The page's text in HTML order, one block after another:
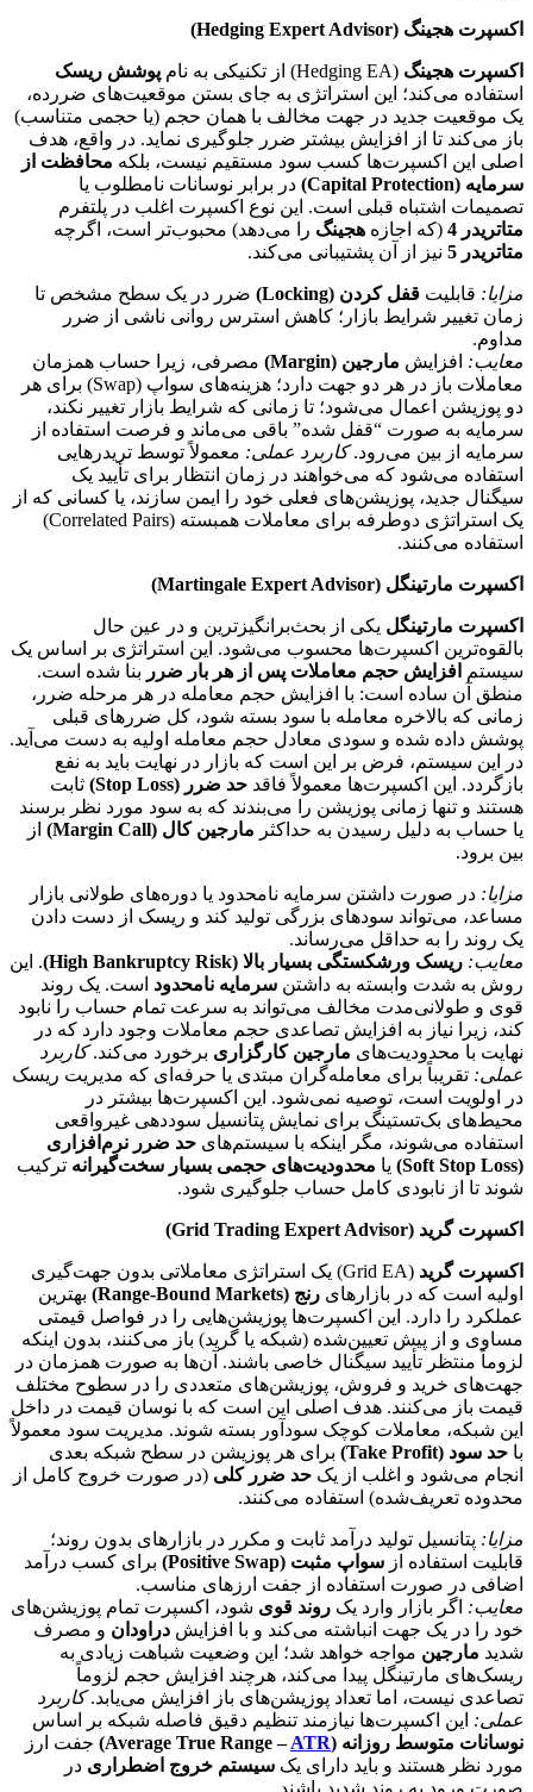
اکسپرت هجینگ (Hedging Expert Advisor)
اکسپرت هجینگ (Hedging EA) از تکنیکی به نام
پوشش ریسک
استفاده می‌کند؛ این استراتژی به جای بستن موقعیت‌های ضررده،
یک موقعیت جدید در جهت مخالف با همان حجم (یا حجمی متناسب)
باز می‌کند تا از افزایش بیشتر ضرر جلوگیری نماید. در واقع، هدف
اصلی این اکسپرت‌ها کسب سود مستقیم نیست، بلکه محافظت از
سرمایه (Capital Protection)
در برابر نوسانات نامطلوب یا
تصمیمات اشتباه قبلی است. این نوع اکسپرت اغلب در پلتفرم
متاتریدر 4
(که اجازه هجینگ را می‌دهد) محبوب‌تر است، اگرچه
متاتریدر 5
نیز از آن پشتیبانی می‌کند.
مزایا: قابلیت قفل کردن (Locking)
ضرر در یک سطح مشخص تا
زمان تغییر شرایط بازار؛ کاهش استرس روانی ناشی از ضرر
مداوم.
معایب: افزایش مارجین (Margin)
مصرفی، زیرا حساب همزمان
معاملات باز در هر دو جهت دارد؛ هزینه‌های سواپ (Swap) برای هر
دو پوزیشن اعمال می‌شود؛ تا زمانی که شرایط بازار تغییر نکند،
سرمایه به صورت “قفل شده” باقی می‌ماند و فرصت استفاده از
سرمایه از بین می‌رود.کاربرد عملی: معمولاً توسط تریدرهایی
استفاده می‌شود که می‌خواهند در زمان انتظار برای تأیید یک
سیگنال جدید، پوزیشن‌های فعلی خود را ایمن سازند، یا کسانی که از
یک استراتژی دوطرفه برای معاملات همبسته (Correlated Pairs)
استفاده می‌کنند.
اکسپرت مارتینگل (Martingale Expert Advisor)
اکسپرت مارتینگل یکی از بحث‌برانگیزترین و در عین حال
بالقوه‌ترین اکسپرت‌ها محسوب می‌شود. این استراتژی بر اساس یک
سیستم افزایش حجم معاملات پس از هر بار ضرر بنا شده است.
منطق آن ساده است: با افزایش حجم معامله در هر مرحله ضرر،
زمانی که بالاخره معامله با سود بسته شود، کل ضررهای قبلی
پوشش داده شده و سودی معادل حجم معامله اولیه به دست می‌آید.
در این سیستم، فرض بر این است که بازار در نهایت باید به نفع
بازگردد. این اکسپرت‌ها معمولاً فاقد حد ضرر (Stop Loss)
ثابت
هستند و تنها زمانی پوزیشن را می‌بندند که به سود مورد نظر برسند
یا حساب به دلیل رسیدن به حداکثر مارجین کال (Margin Call)
از
بین برود.
مزایا: در صورت داشتن سرمایه نامحدود یا دوره‌های طولانی بازار
مساعد، می‌تواند سودهای بزرگی تولید کند و ریسک از دست دادن
یک روند را به حداقل می‌رساند.
معایب: ریسک ورشکستگی بسیار بالا (High Bankruptcy Risk)
. این
روش به شدت وابسته به داشتن سرمایه نامحدود است. یک روند
قوی و طولانی‌مدت مخالف می‌تواند به سرعت تمام حساب را نابود
کند، زیرا نیاز به افزایش تصاعدی حجم معاملات وجود دارد که در
نهایت با محدودیت‌های مارجین کارگزاری برخورد می‌کند.کاربرد
عملی: تقریباً برای معامله‌گران مبتدی یا حرفه‌ای که مدیریت ریسک
در اولویت است، توصیه نمی‌شود. این اکسپرت‌ها بیشتر در
محیط‌های بک‌تستینگ برای نمایش پتانسیل سوددهی غیرواقعی
استفاده می‌شوند، مگر اینکه با سیستم‌های حد ضرر نرم‌افزاری
(Soft Stop Loss)
یا محدودیت‌های حجمی بسیار سخت‌گیرانه ترکیب
شوند تا از نابودی کامل حساب جلوگیری شود.
اکسپرت گرید (Grid Trading Expert Advisor)
اکسپرت گرید
(Grid EA) یک استراتژی معاملاتی بدون جهت‌گیری
اولیه است که در بازارهای رنج (Range-Bound Markets)
بهترین
عملکرد را دارد. این اکسپرت‌ها پوزیشن‌هایی را در فواصل قیمتی
مساوی و از پیش تعیین‌شده (شبکه یا گرید) باز می‌کنند، بدون اینکه
لزوماً منتظر تأیید سیگنال خاصی باشند. آن‌ها به صورت همزمان در
جهت‌های خرید و فروش، پوزیشن‌های متعددی را در سطوح مختلف
قیمت باز می‌کنند. هدف اصلی این است که با نوسان قیمت در داخل
این شبکه، معاملات کوچک سودآور بسته شوند. مدیریت سود معمولاً
با حد سود (Take Profit)
برای هر پوزیشن در سطح شبکه بعدی
انجام می‌شود و اغلب از یک حد ضرر کلی (در صورت خروج کامل از
محدوده تعریف‌شده) استفاده می‌کنند.
مزایا: پتانسیل تولید درآمد ثابت و مکرر در بازارهای بدون روند؛
قابلیت استفاده از سواپ مثبت (Positive Swap)
برای کسب درآمد
اضافی در صورت استفاده از جفت ارزهای مناسب.
معایب: اگر بازار وارد یک روند قوی شود، اکسپرت تمام پوزیشن‌های
خود را در یک جهت انباشته می‌کند و با افزایش دراودان و مصرف
شدید مارجین مواجه خواهد شد؛ این وضعیت شباهت زیادی به
ریسک‌های مارتینگل پیدا می‌کند، هرچند افزایش حجم لزوماً
تصاعدی نیست، اما تعداد پوزیشن‌های باز افزایش می‌یابد.کاربرد
عملی: این اکسپرت‌ها نیازمند تنظیم دقیق فاصله شبکه بر اساس
نوسانات متوسط روزانه (Average True Range –ATR
) جفت ارز
مورد نظر هستند و باید دارای یک سیستم خروج اضطراری در